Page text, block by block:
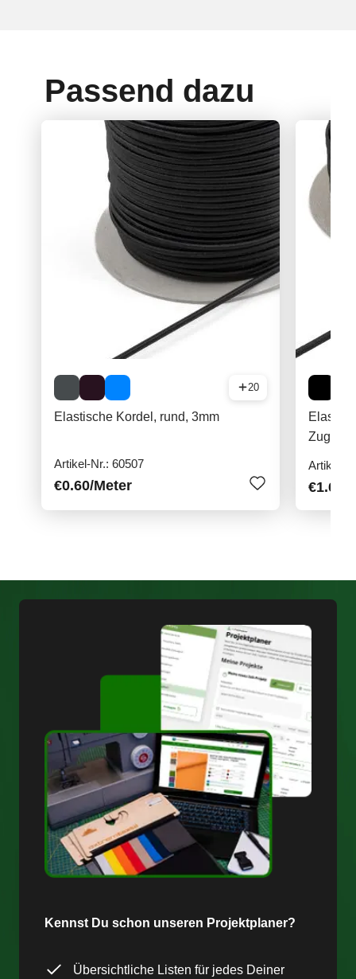
Passend dazu
20
Elastische Kordel, rund, 3mm
Artikel-Nr.: 60507
€0.60/Meter
Zug
Artikel-
€1.60
Kennst Du schon unseren Projektplaner?
Übersichtliche Listen für jedes Deiner